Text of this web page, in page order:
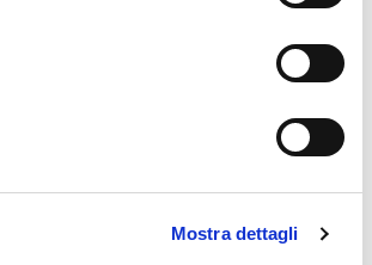
Mostra dettagli
SCOPRI